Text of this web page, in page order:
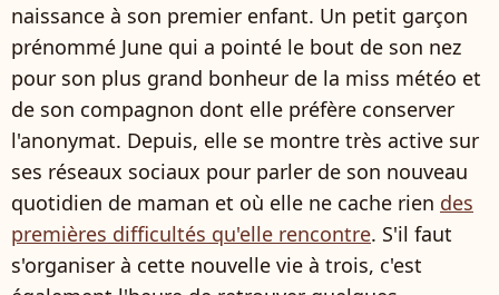
naissance à son premier enfant. Un petit garçon
prénommé June qui a pointé le bout de son nez
pour son plus grand bonheur de la miss météo et
de son compagnon dont elle préfère conserver
l'anonymat. Depuis, elle se montre très active sur
ses réseaux sociaux pour parler de son nouveau
quotidien de maman et où elle ne cache rien des
premières difficultés qu'elle rencontre. S'il faut
s'organiser à cette nouvelle vie à trois, c'est